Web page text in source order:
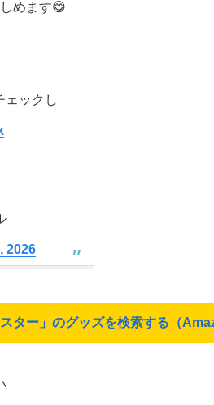
めます😋
ェックし
2026
スター」のグッズを検索する（